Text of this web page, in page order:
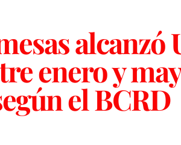
alcanzó
enero y
el BCRD